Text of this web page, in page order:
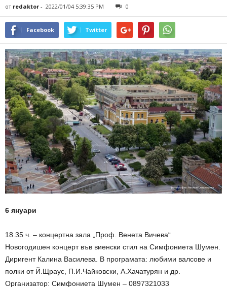
от redaktor - 2022/01/04 5:39:35 PM 0
Facebook Twitter
6 януари
18.35 ч. – концертна зала „Проф. Венета Вичева“
Новогодишен концерт във виенски стил на Симфониета Шумен.
Диригент Калина Василева. В програмата: любими валсове и
полки от Й.Щраус, П.И.Чайковски, А.Хачатурян и др.
Организатор: Симфониета Шумен – 0897321033